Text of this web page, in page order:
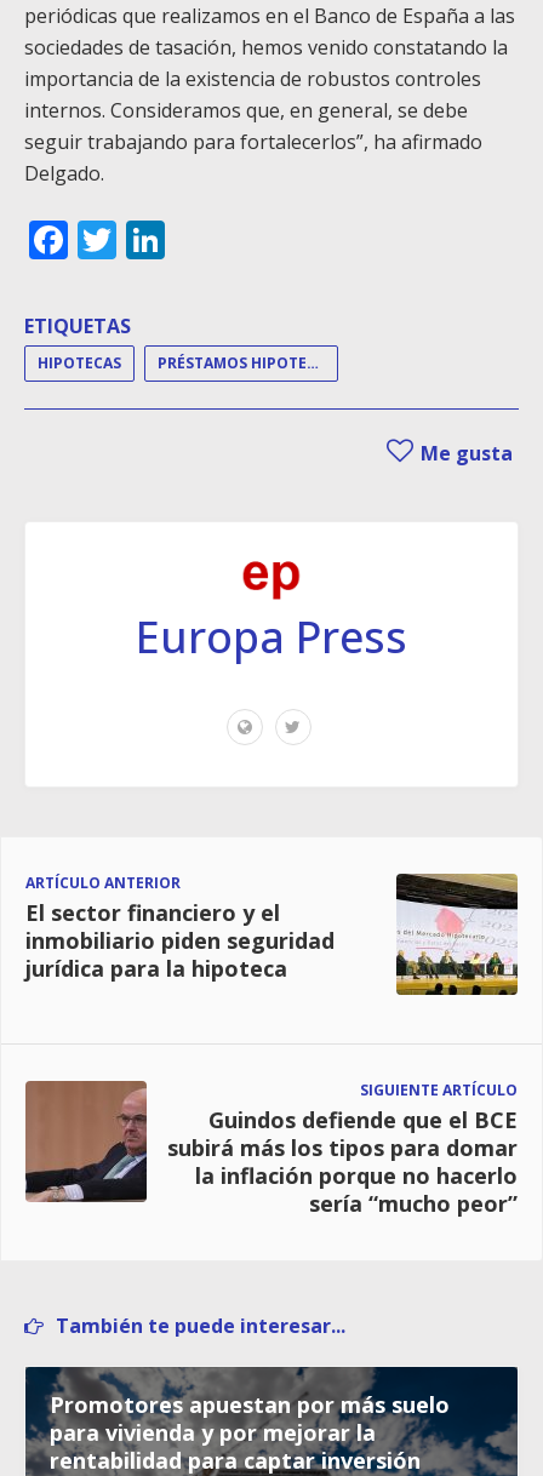
periódicas que realizamos en el Banco de España a las
sociedades de tasación, hemos venido constatando la
importancia de la existencia de robustos controles
internos. Consideramos que, en general, se debe
seguir trabajando para fortalecerlos”, ha afirmado
Delgado.
Facebook
Twitter
ETIQUETAS
HIPOTECAS PRÉSTAMOS HIPOTECARIOS
Me gusta
Europa Press
ARTÍCULO ANTERIOR
El sector financiero y el
inmobiliario piden seguridad
jurídica para la hipoteca
SIGUIENTE ARTÍCULO
Guindos defiende que el BCE
subirá más los tipos para domar
la inflación porque no hacerlo
sería “mucho peor”
También te puede interesar...
Promotores apuestan por más suelo
para vivienda y por mejorar la
rentabilidad para captar inversión